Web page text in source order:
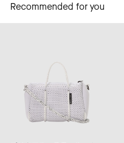
Recommended for you